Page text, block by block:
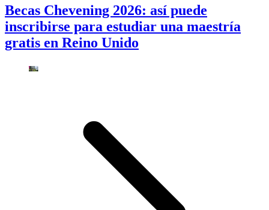
Becas Chevening 2026: así puede
inscribirse para estudiar una maestría
gratis en Reino Unido